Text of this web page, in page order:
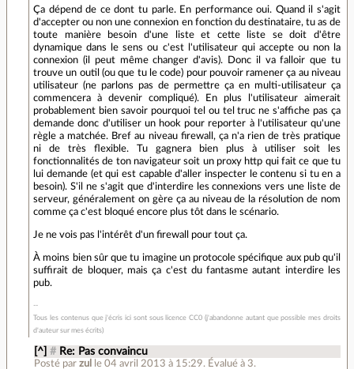
Ça dépend de ce dont tu parle. En performance oui. Quand il s'agit
d'accepter ou non une connexion en fonction du destinataire, tu as de
toute manière besoin d'une liste et cette liste se doit d'être
dynamique dans le sens ou c'est l'utilisateur qui accepte ou non la
connexion (il peut même changer d'avis). Donc il va falloir que tu
trouve un outil (ou que tu le code) pour pouvoir ramener ça au niveau
utilisateur (ne parlons pas de permettre ça en multi-utilisateur ça
commencera à devenir compliqué). En plus l'utilisateur aimerait
probablement bien savoir pourquoi tel ou tel truc ne s'affiche pas ça
demande donc d'utiliser un hook pour reporter à l'utilisateur qu'une
règle a matchée. Bref au niveau firewall, ça n'a rien de très pratique
ni de très flexible. Tu gagnera bien plus à utiliser soit les
fonctionnalités de ton navigateur soit un proxy http qui fait ce que tu
lui demande (et qui est capable d'aller inspecter le contenu si tu en a
besoin). S'il ne s'agit que d'interdire les connexions vers une liste de
serveur, généralement on gère ça au niveau de la résolution de nom
comme ça c'est bloqué encore plus tôt dans le scénario.
Je ne vois pas l'intérêt d'un firewall pour tout ça.
À moins bien sûr que tu imagine un protocole spécifique aux pub qu'il
suffirait de bloquer, mais ça c'est du fantasme autant interdire les
pub.
Tous les contenus que j'écris ici sont sous licence CC0 (j'abandonne autant que possible mes droits
d'auteur sur mes écrits)
[^] # Re: Pas convaincu
Posté par zul le 04 avril 2013 à 15:29. Évalué à 3.